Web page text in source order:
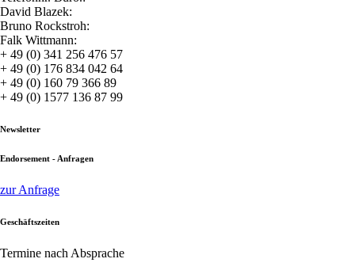
David Blazek:
Bruno Rockstroh:
Falk Wittmann:
+ 49 (0) 341 256 476 57
+ 49 (0) 176 834 042 64
+ 49 (0) 160 79 366 89
+ 49 (0) 1577 136 87 99
Newsletter
Endorsement - Anfragen
zur Anfrage
Geschäftszeiten
Termine nach Absprache